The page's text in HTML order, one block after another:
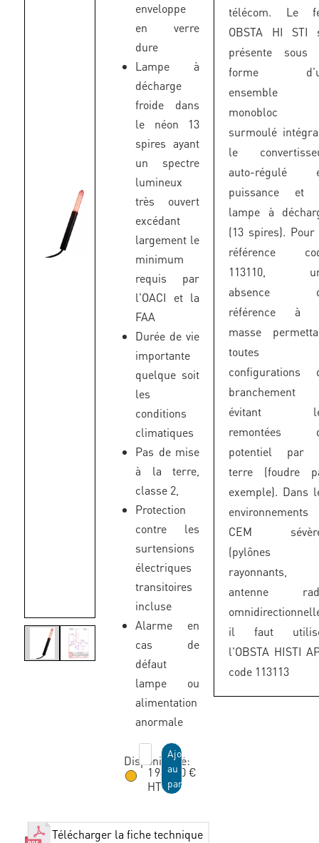
enveloppe
en verre
dure
Lampe à
décharge
froide dans
le néon 13
spires ayant
un spectre
lumineux
très ouvert
excédant
largement le
minimum
requis par
l'OACI et la
FAA
Durée de vie
importante
quelque soit
les
conditions
climatiques
Pas de mise
à la terre,
classe 2,
Protection
contre les
surtensions
électriques
transitoires
incluse
Alarme en
cas de
défaut
lampe ou
alimentation
anormale
Disponibilité:
1 949,00 €
HT
Ajouter
au
panier
télécom. Le
OBSTA HI STI
présente sous
forme
ensemble
monobloc
surmoulé
le
auto-régulé
puissance et
lampe à
(13 spires). Pour
référence
113110,
absence
référence à
masse
toutes
configurations
branchement
évitant
remontées
potentiel par
terre (foudre
exemple). Dans
environnements
CEM
(pylônes
rayonnants,
antenne
il faut
l'OBSTA HISTI
code 113113
Télécharger la fiche technique